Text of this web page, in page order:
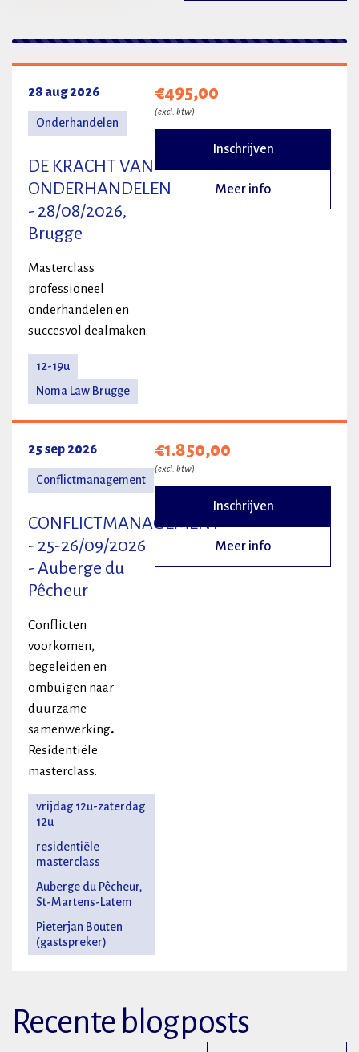
28 aug 2026
Onderhandelen
DE KRACHT VAN
ONDERHANDELEN
- 28/08/2026,
Brugge
Masterclass
professioneel
onderhandelen en
succesvol dealmaken.
12-19u
Noma Law Brugge
€495,00
(excl. btw)
Inschrijven
Meer info
25 sep 2026
Conflictmanagement
CONFLICTMANAGEMENT
- 25-26/09/2026
- Auberge du
Pêcheur
Conflicten
voorkomen,
begeleiden en
ombuigen naar
duurzame
samenwerking.
Residentiële
masterclass.
vrijdag 12u-zaterdag
12u
residentiële
masterclass
Auberge du Pêcheur,
St-Martens-Latem
Pieterjan Bouten
(gastspreker)
€1.850,00
(excl. btw)
Inschrijven
Meer info
Recente blogposts